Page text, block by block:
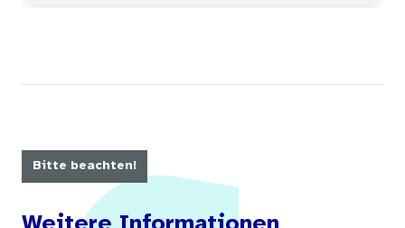
Bitte beachten!